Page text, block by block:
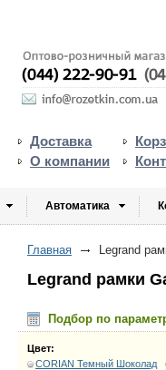
Доставка
О компании
Автоматика
Главная Legrand
Legrand рамки
Подбор по
Цвет:
CORIAN Темный Шоколад